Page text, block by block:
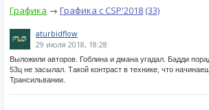
Графика → Графика с CSP'2018 (33)
aturbidflow
29 июля 2018, 18:28
Выложили авторов. Гоблина и дмана угадал. Бадди
53ц не засылал. Такой контраст в технике, что
Трансильвании.